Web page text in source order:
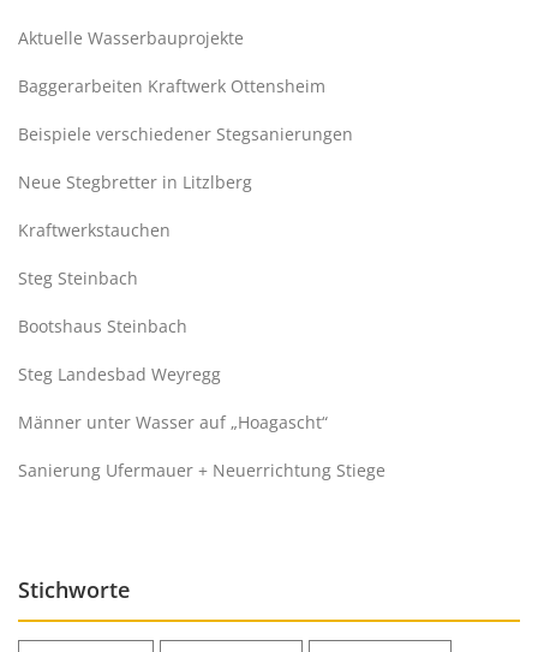
Aktuelle Wasserbauprojekte
Baggerarbeiten Kraftwerk Ottensheim
Beispiele verschiedener Stegsanierungen
Neue Stegbretter in Litzlberg
Kraftwerkstauchen
Steg Steinbach
Bootshaus Steinbach
Steg Landesbad Weyregg
Männer unter Wasser auf „Hoagascht“
Sanierung Ufermauer + Neuerrichtung Stiege
Stichworte